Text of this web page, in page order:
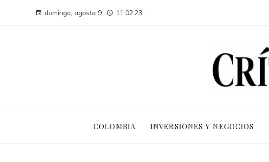
domingo, agosto 9 11:02:24
COLOMBIA INVERSIONES Y NEGOCIOS